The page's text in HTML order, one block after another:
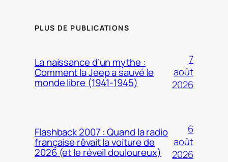
PLUS DE PUBLICATIONS
La naissance d’un mythe :
Comment la Jeep a sauvé le
monde libre (1941-1945)
7
août
2026
Flashback 2007 : Quand la radio
française rêvait la voiture de
2026 (et le réveil douloureux)
6
août
2026